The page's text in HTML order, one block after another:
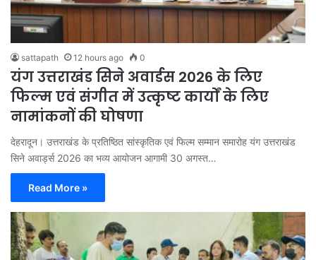
sattapath 12 hours ago 0
यंग उत्तराखंड सिने अवार्डस 2026 के लिए
फिल्म एवं संगीत में उत्कृष्ट कार्यों के लिए
नामांकनों की घोषणा
देहरादून। उत्तराखंड के प्रतिष्ठित सांस्कृतिक एवं फिल्म सम्मान समारोह यंग उत्तराखंड
सिने अवार्ड्स 2026 का भव्य आयोजन आगामी 30 अगस्त…
Read More »